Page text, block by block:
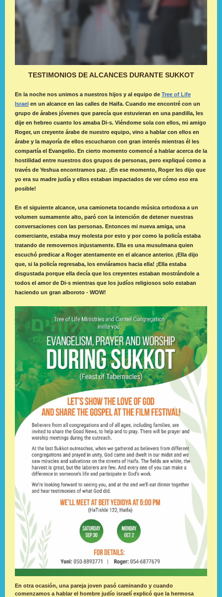
TESTIMONIOS DE ALCANCES DURANTE SUKKOT
En la noche nos unimos a nuestros hijos y al equipo de Tree of Life
Israel en un alcance en las calles de Haifa. Cuando me encontré con un
grupo de árabes jóvenes que parecía que estuvieran en una pandilla, les
dije en hebreo cuanto los amaba Di-s. Viéndome sola con ellos, mi amigo
Roger, un creyente árabe de nuestro equipo, vino a hablar con ellos en
árabe y la mayoría de ellos escucharon con gran interés mientras él les
compartía el Evangelio. En cierto momento comencé a hablar acerca de la
hostilidad entre nuestros dos grupos de personas, pero expliqué como a
través de Yeshua encontramos paz. ¡En ese momento, Roger les dijo que
yo era su madre judía y ellos estaban impactados de ver cómo eso era
posible!
En el siguiente alcance, una camioneta tocando música ortodoxa a un
volumen sumamente alto, paró con la intención de detener nuestras
conversaciones con las personas. Entonces mi nueva amiga, una
comerciante, estaba muy molesta por esto y por como la policía estaba
tratando de removernos injustamente. Ella es una musulmana quien
escuchó predicar a Roger atentamente en el alcance anterior. ¡Ella dijo
que, si la policía regresaba, los enviáramos hacia ella! ¡Ella estaba
disgustada porque ella decía que los creyentes estaban mostrándole a
todos el amor de Di-s mientras que los judíos religiosos solo estaban
haciendo un gran alboroto - WOW!
En otra ocasión, una pareja joven pasó caminando y cuando
comenzamos a hablar el hombre judío israelí explicó que la hermosa